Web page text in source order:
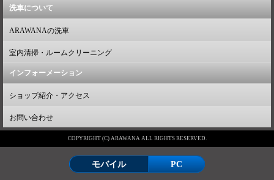
洗車について
ARAWANAの洗車
室内清掃・ルームクリーニング
インフォーメーション
ショップ紹介・アクセス
お問い合わせ
COPYRIGHT (C) ARAWANA ALL RIGHTS RESERVED.
モバイル PC